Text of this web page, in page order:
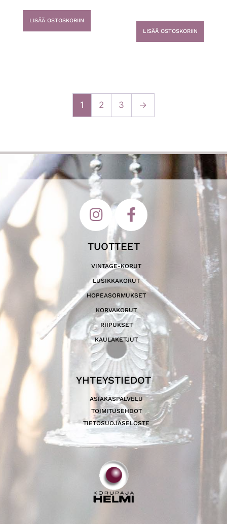
LISÄÄ OSTOSKORIIN
LISÄÄ OSTOSKORIIN
1 2 3 →
TUOTTEET
VINTAGE-KORUT
LUSIKKAKORUT
HOPEASORMUKSET
KORVAKORUT
RIIPUKSET
KAULAKETJUT
YHTEYSTIEDOT
ASIAKASPALVELU
TOIMITUSEHDOT
TIETOSUOJASELOSTE